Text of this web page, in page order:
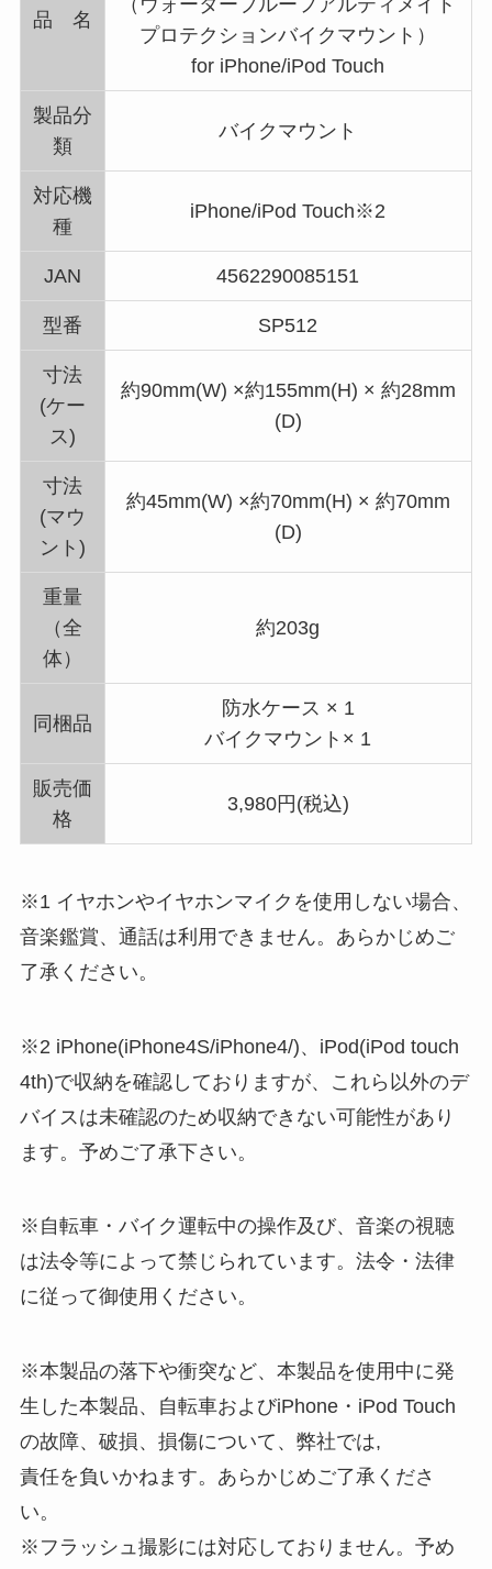
品 名
プロテクションバイクマウント）
for iPhone/iPod Touch
製品分
類
バイクマウント
対応機
種
iPhone/iPod Touch※2
JAN 4562290085151
型番 SP512
寸法
(ケー
ス)
約90mm(W) ×約155mm(H) × 約28mm
(D)
寸法
(マウ
ント)
約45mm(W) ×約70mm(H) × 約70mm
(D)
重量
（全
体）
約203g
同梱品
防水ケース × 1
バイクマウント× 1
販売価
格
3,980円(税込)
※1 イヤホンやイヤホンマイクを使用しない場合、
音楽鑑賞、通話は利用できません。あらかじめご
了承ください。
※2 iPhone(iPhone4S/iPhone4/)、iPod(iPod touch
4th)で収納を確認しておりますが、これら以外のデ
バイスは未確認のため収納できない可能性があり
ます。予めご了承下さい。
※自転車・バイク運転中の操作及び、音楽の視聴
は法令等によって禁じられています。法令・法律
に従って御使用ください。
※本製品の落下や衝突など、本製品を使用中に発
生した本製品、自転車およびiPhone・iPod Touch
の故障、破損、損傷について、弊社では,
責任を負いかねます。あらかじめご了承くださ
い。
※フラッシュ撮影には対応しておりません。予め